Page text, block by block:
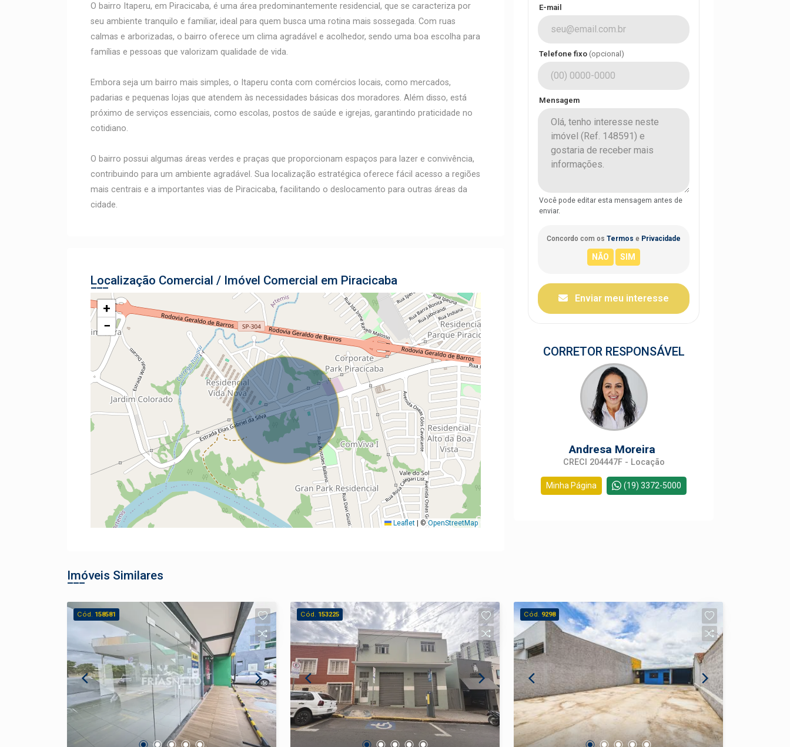
O bairro Itaperu, em Piracicaba, é uma área predominantemente residencial, que se caracteriza por
seu ambiente tranquilo e familiar, ideal para quem busca uma rotina mais sossegada. Com ruas
calmas e arborizadas, o bairro oferece um clima agradável e acolhedor, sendo uma boa escolha para
famílias e pessoas que valorizam qualidade de vida.
Embora seja um bairro mais simples, o Itaperu conta com comércios locais, como mercados,
padarias e pequenas lojas que atendem às necessidades básicas dos moradores. Além disso, está
próximo de serviços essenciais, como escolas, postos de saúde e igrejas, garantindo praticidade no
cotidiano.
O bairro possui algumas áreas verdes e praças que proporcionam espaços para lazer e convivência,
contribuindo para um ambiente agradável. Sua localização estratégica oferece fácil acesso a regiões
mais centrais e a importantes vias de Piracicaba, facilitando o deslocamento para outras áreas da
cidade.
Localização Comercial / Imóvel Comercial em Piracicaba
+
−
Leaflet ©OpenStreetMap
E-mail
Telefone fixo (opcional)
Mensagem
Você pode editar esta mensagem antes de
enviar.
Concordo com os Termos e Privacidade
Enviar meu interesse
CORRETOR RESPONSÁVEL
Andresa Moreira
CRECI 204447F - Locação
Minha Página (19) 3372-5000
Imóveis Similares
Cód. 158581 Cód. 153225 Cód. 9298